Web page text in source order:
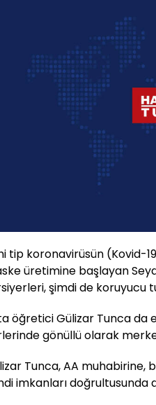
tip koronavirüsün (Kovid-
üretimine başlayan
şimdi de koruyucu
öğretici Gülizar Tunca da
gönüllü olarak
Tunca, AA muhabirine,
imkanları doğrultusunda